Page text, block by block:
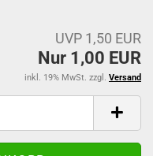
UVP 1,50 EUR
Nur 1,00 EUR
inkl. 19% MwSt. zzgl. Versand